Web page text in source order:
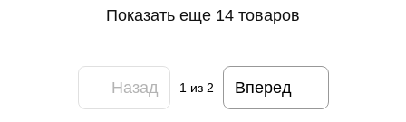
Показать еще 14 товаров
Назад 1из 2 Вперед